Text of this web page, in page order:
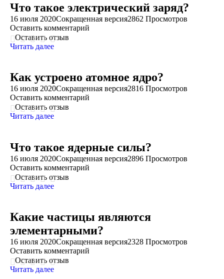
Что такое электрический заряд?
16 июля 2020Сокращенная версия2862 Просмотров
Оставить комментарий
Оставить отзыв
Читать далее
Как устроено атомное ядро?
16 июля 2020Сокращенная версия2816 Просмотров
Оставить комментарий
Оставить отзыв
Читать далее
Что такое ядерные силы?
16 июля 2020Сокращенная версия2896 Просмотров
Оставить комментарий
Оставить отзыв
Читать далее
Какие частицы являются
элементарными?
16 июля 2020Сокращенная версия2328 Просмотров
Оставить комментарий
Оставить отзыв
Читать далее